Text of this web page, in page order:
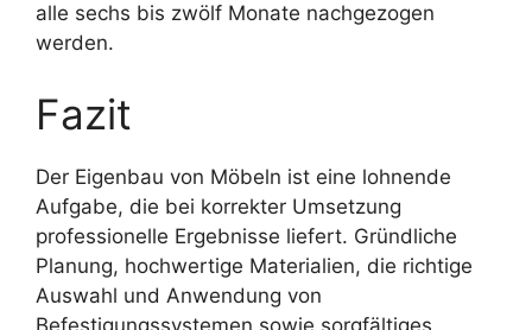
alle sechs bis zwölf Monate nachgezogen
werden.
Fazit
Der Eigenbau von Möbeln ist eine lohnende
Aufgabe, die bei korrekter Umsetzung
professionelle Ergebnisse liefert. Gründliche
Planung, hochwertige Materialien, die richtige
Auswahl und Anwendung von
Befestigungssystemen sowie sorgfältiges